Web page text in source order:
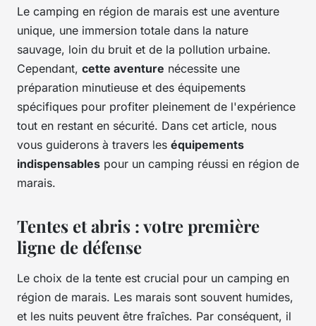
Le camping en région de marais est une aventure
unique, une immersion totale dans la nature
sauvage, loin du bruit et de la pollution urbaine.
Cependant, cette aventure nécessite une
préparation minutieuse et des équipements
spécifiques pour profiter pleinement de l'expérience
tout en restant en sécurité. Dans cet article, nous
vous guiderons à travers les équipements
indispensables pour un camping réussi en région de
marais.
Tentes et abris : votre première
ligne de défense
Le choix de la tente est crucial pour un camping en
région de marais. Les marais sont souvent humides,
et les nuits peuvent être fraîches. Par conséquent, il